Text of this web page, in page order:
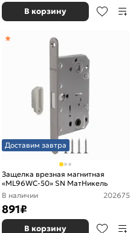
В корзину
Доставим завтра
Защелка врезная магнитная
«ML96WC-50» SN МатНикель
В наличии
202675
891₽
В корзину